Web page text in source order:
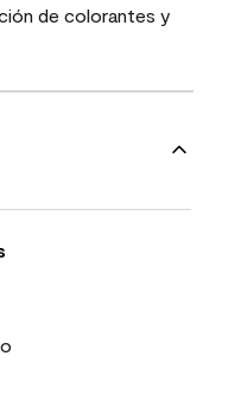
de colorantes y